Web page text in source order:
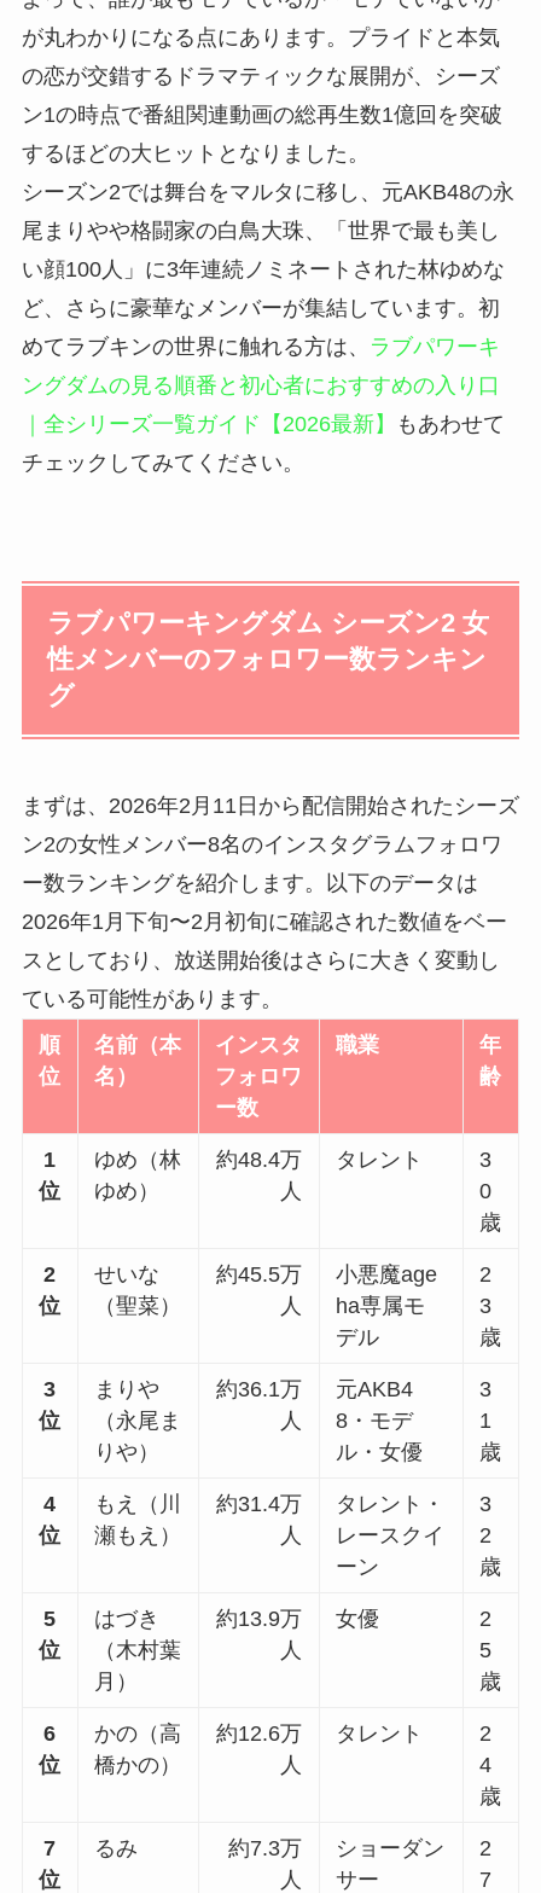
が丸わかりになる点にあります。プライドと本気
の恋が交錯するドラマティックな展開が、シーズ
ン1の時点で番組関連動画の総再生数1億回を突破
するほどの大ヒットとなりました。
シーズン2では舞台をマルタに移し、元AKB48の永
尾まりやや格闘家の白鳥大珠、「世界で最も美し
い顔100人」に3年連続ノミネートされた林ゆめな
ど、さらに豪華なメンバーが集結しています。初
めてラブキンの世界に触れる方は、
ラブパワーキ
ングダムの見る順番と初心者におすすめの入り口
｜全シリーズ一覧ガイド【2026最新】
もあわせて
チェックしてみてください。
ラブパワーキングダム シーズン2 女
性メンバーのフォロワー数ランキン
グ
まずは、2026年2月11日から配信開始されたシーズ
ン2の女性メンバー8名のインスタグラムフォロワ
ー数ランキングを紹介します。以下のデータは
2026年1月下旬〜2月初旬に確認された数値をベー
スとしており、放送開始後はさらに大きく変動し
ている可能性があります。
順
位
名前（本
名）
インスタ
フォロワ
ー数
職業
年
齢
1
位
ゆめ（林
ゆめ）
約48.4万
人
タレント
3
0
歳
2
位
せいな
（聖菜）
約45.5万
人
小悪魔age
ha専属モ
デル
2
3
歳
3
位
まりや
（永尾ま
りや）
約36.1万
人
元AKB4
8・モデ
ル・女優
3
1
歳
4
位
もえ（川
瀬もえ）
約31.4万
人
タレント・
レースクイ
ーン
3
2
歳
5
位
はづき
（木村葉
月）
約13.9万
人
女優
2
5
歳
6
位
かの（高
橋かの）
約12.6万
人
タレント
2
4
歳
7
位
るみ
約7.3万
人
ショーダン
サー
2
7